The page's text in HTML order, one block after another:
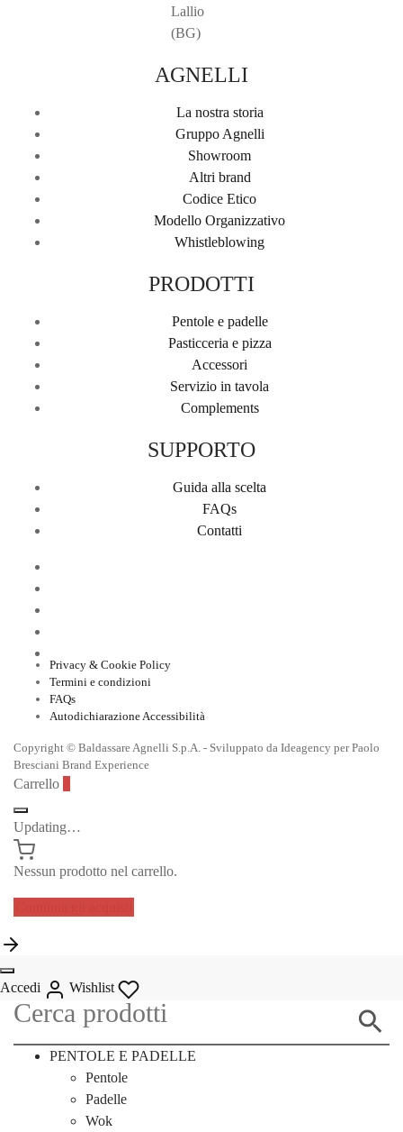
Lallio
(BG)
AGNELLI
La nostra storia
Gruppo Agnelli
Showroom
Altri brand
Codice Etico
Modello Organizzativo
Whistleblowing
PRODOTTI
Pentole e padelle
Pasticceria e pizza
Accessori
Servizio in tavola
Complements
SUPPORTO
Guida alla scelta
FAQs
Contatti
Privacy & Cookie Policy
Termini e condizioni
FAQs
Autodichiarazione Accessibilità
Copyright © Baldassare Agnelli S.p.A. - Sviluppato da Ideagency per Paolo
Bresciani Brand Experience
Carrello
Updating…
Nessun prodotto nel carrello.
Accedi Wishlist
PENTOLE E PADELLE
Pentole
Padelle
Wok